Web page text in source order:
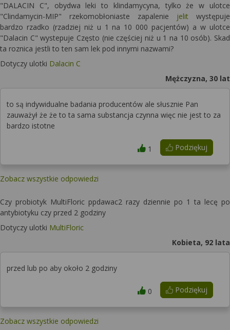
"DALACIN C", obydwa leki to klindamycyna, tylko że w ulotce
"Clindamycin-MIP" rzekomobłoniaste zapalenie jelitwystępuje
bardzo rzadko (rzadziej niż u 1 na 10 000 pacjentów) a w ulotce
"Dalacin C" wystepuje Często (nie częściej niż u 1 na 10 osób). Skad
ta roznica jestli to ten sam lek pod innymi nazwami?
Dotyczy ulotki Dalacin C
Mężczyzna, 30 lat
to są indywidualne badania producentów ale słusznie Pan
zauważył że że to ta sama substancja czynna więc nie jest to za
bardzo istotne
Podziękuj
1
Zobacz wszystkie odpowiedzi
Czy probiotyk MultiFloric ppdawac2 razy dziennie po 1 ta lecę po
antybiotyku czy przed 2 godziny
Dotyczy ulotki MultiFloric
Kobieta, 92 lata
przed lub po aby około 2 godziny
Podziękuj
0
Zobacz wszystkie odpowiedzi